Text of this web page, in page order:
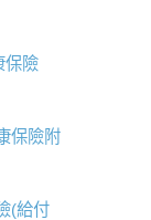
保險
保險附
(給付